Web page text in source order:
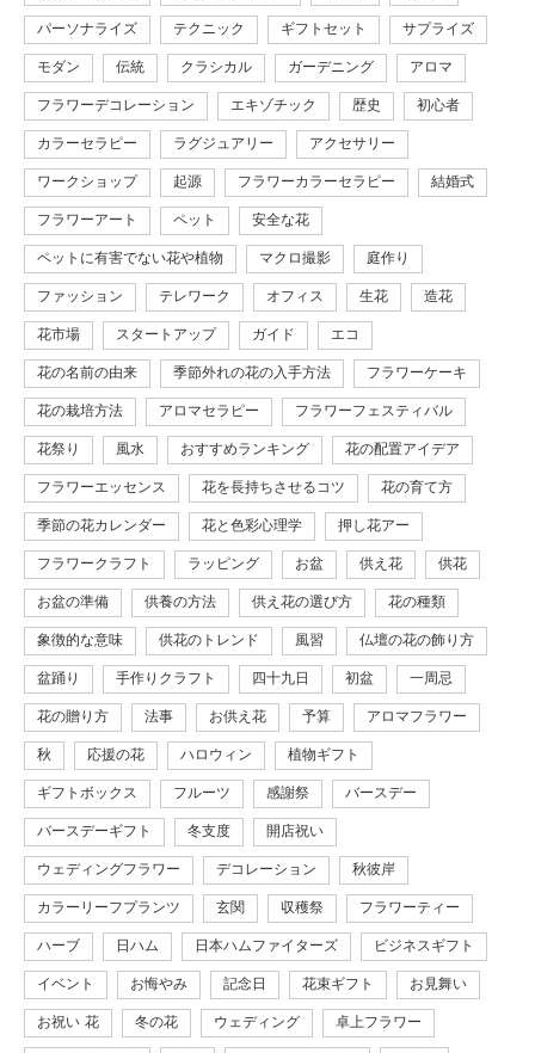
パーソナライズ テクニック ギフトセット サプライズ
モダン 伝統 クラシカル ガーデニング アロマ
フラワーデコレーション エキゾチック 歴史 初心者
カラーセラピー ラグジュアリー アクセサリー
ワークショップ 起源 フラワーカラーセラピー 結婚式
フラワーアート ペット 安全な花
ペットに有害でない花や植物 マクロ撮影 庭作り
ファッション テレワーク オフィス 生花 造花
花市場 スタートアップ ガイド エコ
花の名前の由来 季節外れの花の入手方法 フラワーケーキ
花の栽培方法 アロマセラピー フラワーフェスティバル
花祭り 風水 おすすめランキング 花の配置アイデア
フラワーエッセンス 花を長持ちさせるコツ 花の育て方
季節の花カレンダー 花と色彩心理学 押し花アー
フラワークラフト ラッピング お盆 供え花 供花
お盆の準備 供養の方法 供え花の選び方 花の種類
象徴的な意味 供花のトレンド 風習 仏壇の花の飾り方
盆踊り 手作りクラフト 四十九日 初盆 一周忌
花の贈り方 法事 お供え花 予算 アロマフラワー
秋 応援の花 ハロウィン 植物ギフト
ギフトボックス フルーツ 感謝祭 バースデー
バースデーギフト 冬支度 開店祝い
ウェディングフラワー デコレーション 秋彼岸
カラーリーフプランツ 玄関 収穫祭 フラワーティー
ハーブ 日ハム 日本ハムファイターズ ビジネスギフト
イベント お悔やみ 記念日 花束ギフト お見舞い
お祝い 花 冬の花 ウェディング 卓上フラワー